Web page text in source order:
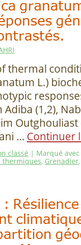
thermal
L.)
(1,2),
… Continuer
classé | Marqué avec
thermiques, Grenadier